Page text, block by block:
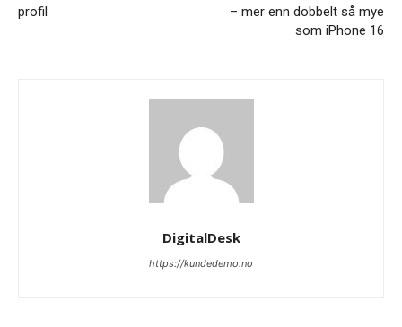
profil
– mer enn dobbelt så mye
som iPhone 16
DigitalDesk
https://kundedemo.no